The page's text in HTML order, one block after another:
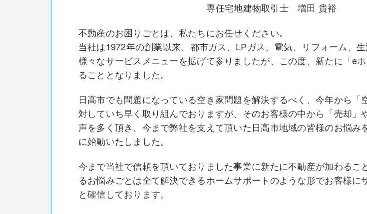
専任宅地建物取引士 増田 貴裕
不動産のお困りごとは、私たちにお任せください。
当社は1972年の創業以来、都市ガス、LPガス、電気、リフォーム、生
様々なサービスメニューを拡げて参りましたが、この度、新たに「e
ることとなりました。
日高市でも問題になっている空き家問題を解決するべく、今年から「
対していち早く取り組んでおりますが、そのお客様の中から「売却」
声を多く頂き、今まで弊社を支えて頂いた日高市地域の皆様のお悩み
に始動いたしました。
今まで当社で信頼を頂いておりました事業に新たに不動産が加わるこ
るお悩みごとは全て解決できるホームサポートのような形でお客様に
と確信しております。